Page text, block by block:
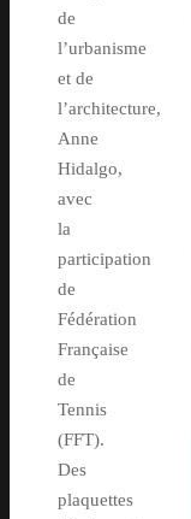
de
l’urbanisme
et de
l’architecture,
Anne
Hidalgo,
avec
la
participation
de
Fédération
Française
de
Tennis
(FFT).
Des
plaquettes